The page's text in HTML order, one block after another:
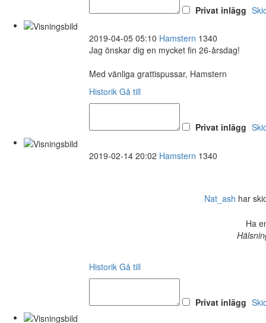
Privat inlägg
2019-04-05 05:10 Hamstern 1340
Jag önskar dig en mycket fin 26-årsdag!
Med vänliga grattispussar, Hamstern
Historik Gå till
Privat inlägg
2019-02-14 20:02 Hamstern 1340
Nat_ash har
Ha
Historik Gå till
Privat inlägg